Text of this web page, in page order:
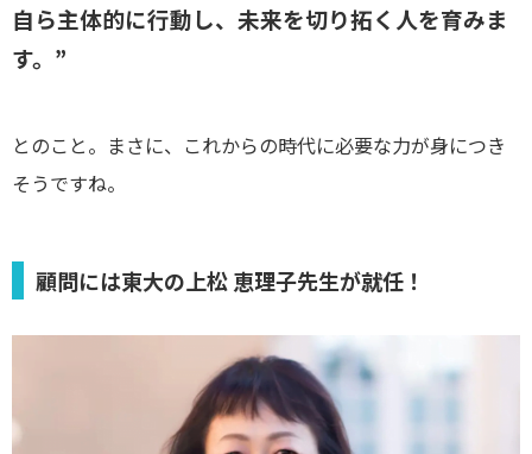
自ら主体的に行動し、未来を切り拓く人を育みま
す。”
とのこと。まさに、これからの時代に必要な力が身につき
そうですね。
顧問には東大の上松 恵理子先生が就任！